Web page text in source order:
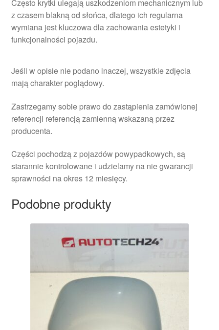
Często krytki ulegają uszkodzeniom mechanicznym lub
z czasem blakną od słońca, dlatego ich regularna
wymiana jest kluczowa dla zachowania estetyki i
funkcjonalności pojazdu.
Jeśli w opisie nie podano inaczej, wszystkie zdjęcia
mają charakter poglądowy.
Zastrzegamy sobie prawo do zastąpienia zamówionej
referencji referencją zamienną wskazaną przez
producenta.
Części pochodzą z pojazdów powypadkowych, są
starannie kontrolowane i udzielamy na nie gwarancji
sprawności na okres 12 miesięcy.
Podobne produkty